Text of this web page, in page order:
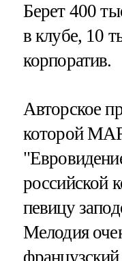
Берет 400
в клубе, 10
корпоратив.
Авторское
которой
российской
певицу
Мелодия